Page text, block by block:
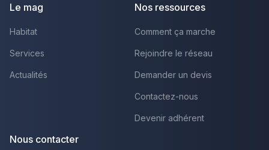
Le mag
Habitat
Services
Actualités
Nos ressources
Comment ça marche
Rejoindre le réseau
Demander un devis
Contactez-nous
Devenir adhérent
Nous contacter